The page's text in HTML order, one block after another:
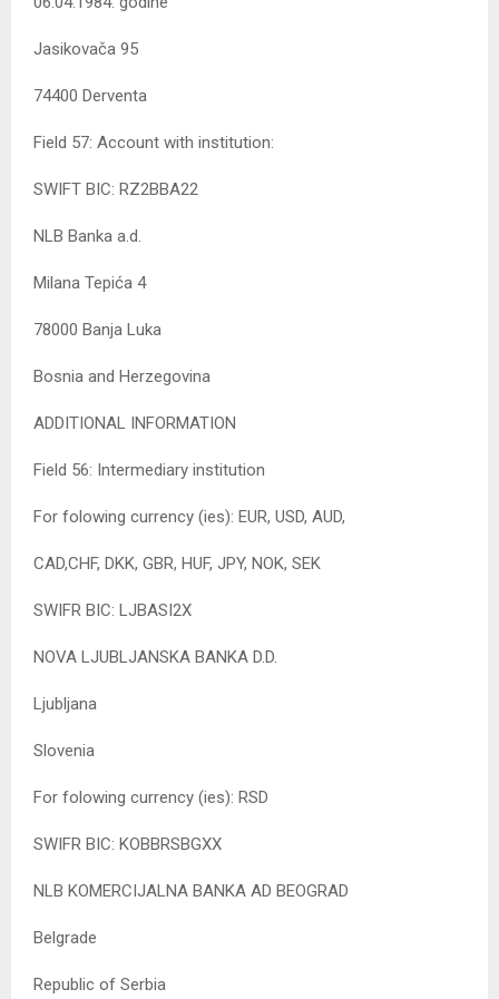
Jasikovača 95
74400 Derventa
Field 57: Account with institution:
SWIFT BIC: RZ2BBA22
NLB Banka a.d.
Milana Tepića 4
78000 Banja Luka
Bosnia and Herzegovina
ADDITIONAL INFORMATION
Field 56: Intermediary institution
For folowing currency (ies): EUR, USD, AUD,
CAD,CHF, DKK, GBR, HUF, JPY, NOK, SEK
SWIFR BIC: LJBASI2X
NOVA LJUBLJANSKA BANKA D.D.
Ljubljana
Slovenia
For folowing currency (ies): RSD
SWIFR BIC: KOBBRSBGXX
NLB KOMERCIJALNA BANKA AD BEOGRAD
Belgrade
Republic of Serbia